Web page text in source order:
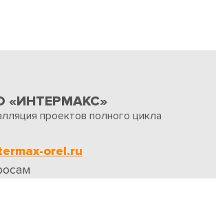
«ИНТЕРМАКС»
проектов полного цикла
orel.ru